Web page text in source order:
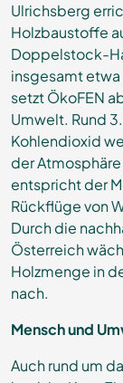
Ulrichsberg
Holzbaustoffe
Doppelstock-
insgesamt
setzt ÖkoFEN
Umwelt. Rund
Kohlendioxid
der
entspricht der
Rückflüge von
Durch die
Österreich
Holzmenge in
nach.
Mensch und
Auch rund um